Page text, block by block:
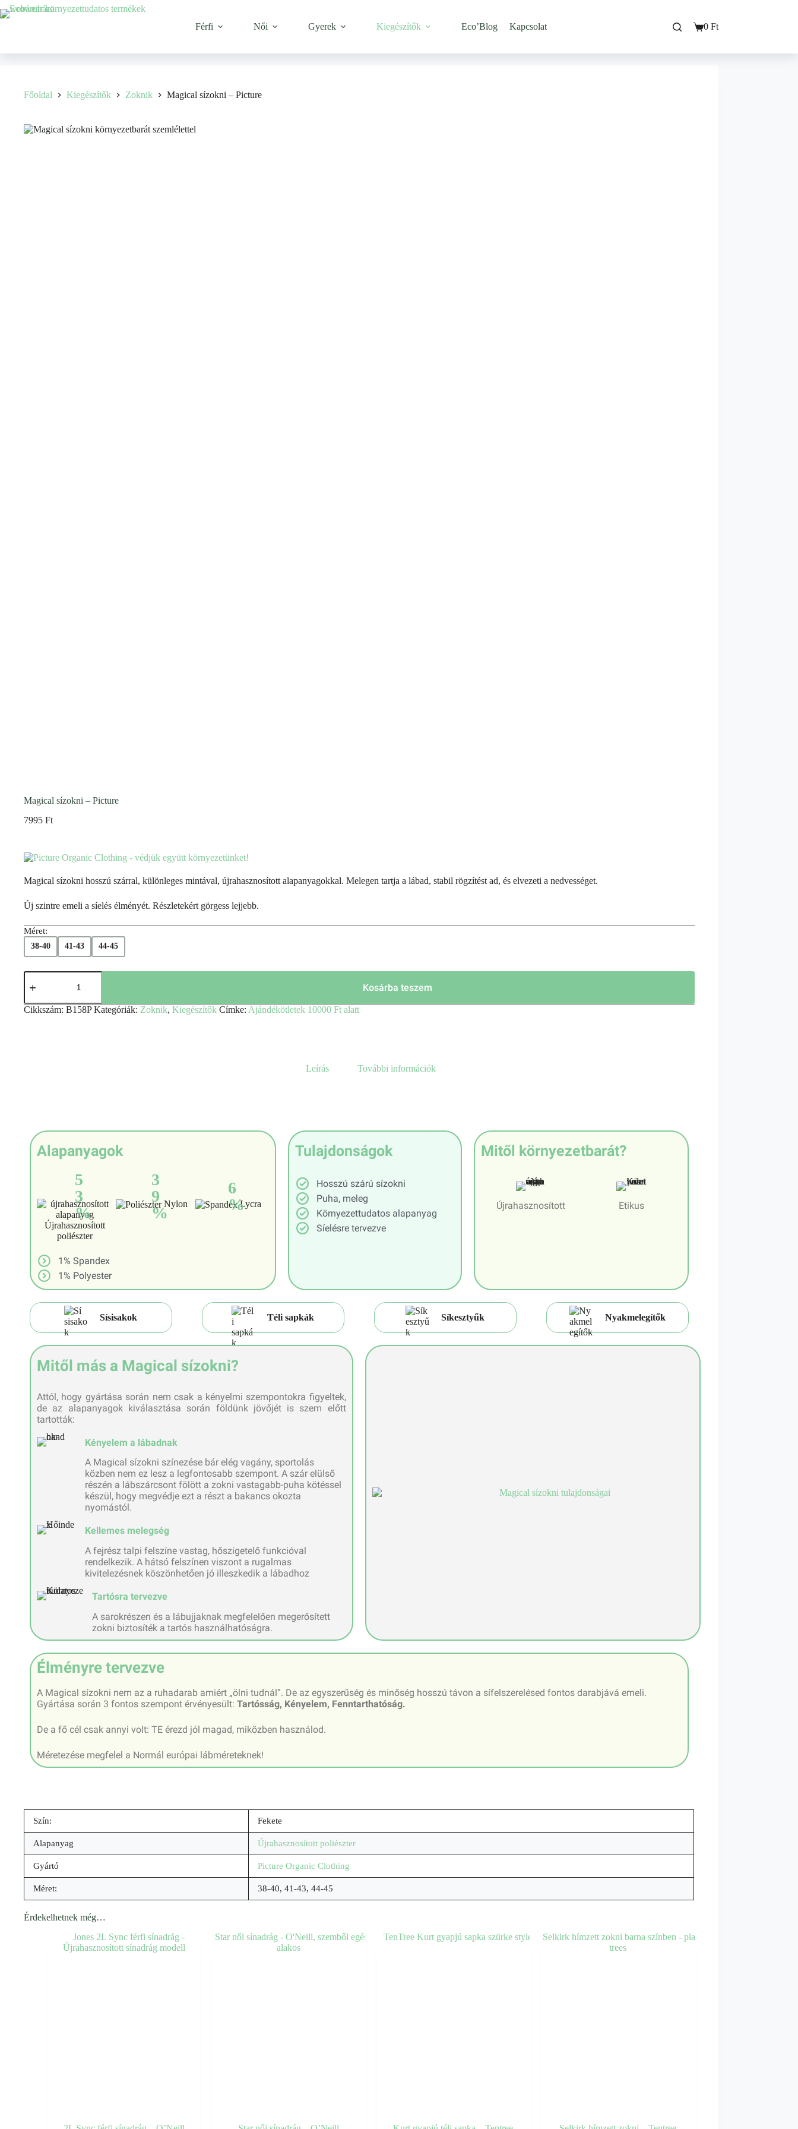
Férfi Női Gyerek Kiegészítők Eco’Blog Kapcsolat 0 Ft
Főoldal Kiegészítők Zoknik Magical sízokni – Picture
Magical sízokni – Picture
7995 Ft
Magical sízokni hosszú szárral, különleges mintával, újrahasznosított alapanyagokkal. Melegen tartja a lábad, stabil rögzítést ad, és elvezeti a nedvességet.
Új szintre emeli a síelés élményét. Részletekért görgess lejjebb.
Méret:
38-40 41-43 44-45
Kosárba teszem
Cikkszám: B158P Kategóriák: Zoknik, Kiegészítők Címke: Ajándékötletek 10000 Ft alatt
Leírás További információk
Alapanyagok
5
3
%
Újrahasznosított
poliészter
3
9
%Nylon
6
%Lycra
1% Spandex
1% Polyester
Tulajdonságok
Hosszú szárú sízokni
Puha, meleg
Környezettudatos alapanyag
Síelésre tervezve
Mitől környezetbarát?
Újrahasznosított Etikus
Sísisakok Téli sapkák Síkesztyűk Nyakmelegítők
Mitől más a Magical sízokni?
Attól, hogy gyártása során nem csak a kényelmi szempontokra figyeltek,
de az alapanyagok kiválasztása során földünk jövőjét is szem előtt
tartották:
Kényelem a lábadnak
A Magical sízokni színezése bár elég vagány, sportolás
közben nem ez lesz a legfontosabb szempont. A szár elülső
részén a lábszárcsont fölött a zokni vastagabb-puha kötéssel
készül, hogy megvédje ezt a részt a bakancs okozta
nyomástól.
Kellemes melegség
A fejrész talpi felszíne vastag, hőszigetelő funkcióval
rendelkezik. A hátsó felszínen viszont a rugalmas
kivitelezésnek köszönhetően jó illeszkedik a lábadhoz
Tartósra tervezve
A sarokrészen és a lábujjaknak megfelelően megerősített
zokni biztosíték a tartós használhatóságra.
Élményre tervezve
A Magical sízokni nem az a ruhadarab amiért „ölni tudnál”. De az egyszerűség és minőség hosszú távon a sífelszerelésed fontos darabjává emeli.
Gyártása során 3 fontos szempont érvényesült: Tartósság, Kényelem, Fenntarthatóság.
De a fő cél csak annyi volt: TE érezd jól magad, miközben használod.
Méretezése megfelel a Normál európai lábméreteknek!
Szín: Fekete
Alapanyag Újrahasznosított poliészter
Gyártó Picture Organic Clothing
Méret: 38-40, 41-43, 44-45
Érdekelhetnek még…